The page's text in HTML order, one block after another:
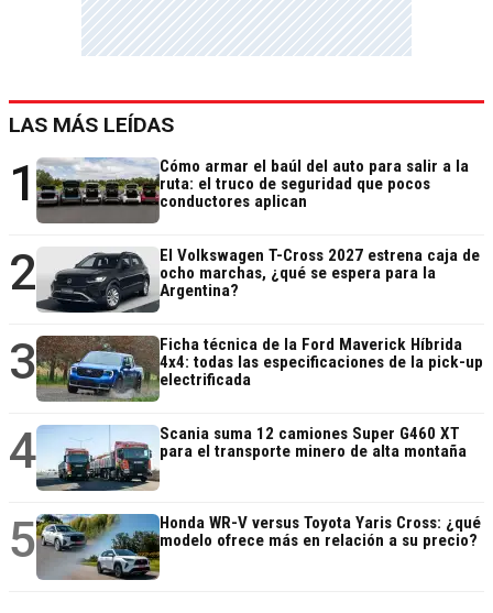
LAS MÁS LEÍDAS
1
Cómo armar el baúl del auto para salir a la
ruta: el truco de seguridad que pocos
conductores aplican
2
El Volkswagen T-Cross 2027 estrena caja de
ocho marchas, ¿qué se espera para la
Argentina?
3
Ficha técnica de la Ford Maverick Híbrida
4x4: todas las especificaciones de la pick-up
electrificada
4
Scania suma 12 camiones Super G460 XT
para el transporte minero de alta montaña
5
Honda WR-V versus Toyota Yaris Cross: ¿qué
modelo ofrece más en relación a su precio?